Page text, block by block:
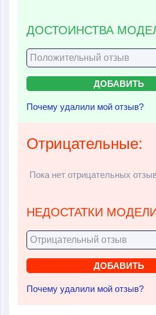
ДОСТОИНСТВА
Почему удалили мой отзыв?
Отрицательные:
Пока нет отрицательных
НЕДОСТАТКИ
Почему удалили мой отзыв?